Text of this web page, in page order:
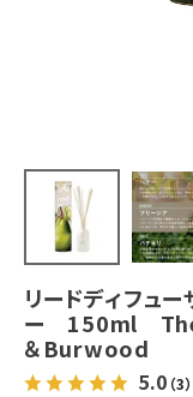
リードディフュ
ー 150ml The
＆Burwood
5.0 （3）